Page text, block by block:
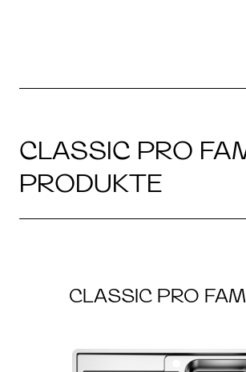
CLASSIC PRO
PRODUKTE
CLASSIC PRO